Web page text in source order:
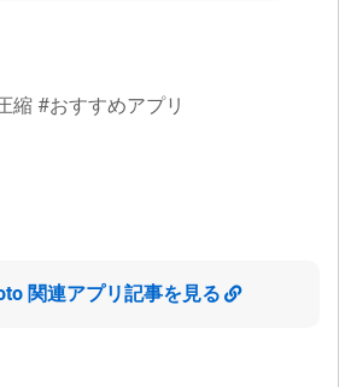
縮 #おすすめアプリ
関連アプリ記事を見る